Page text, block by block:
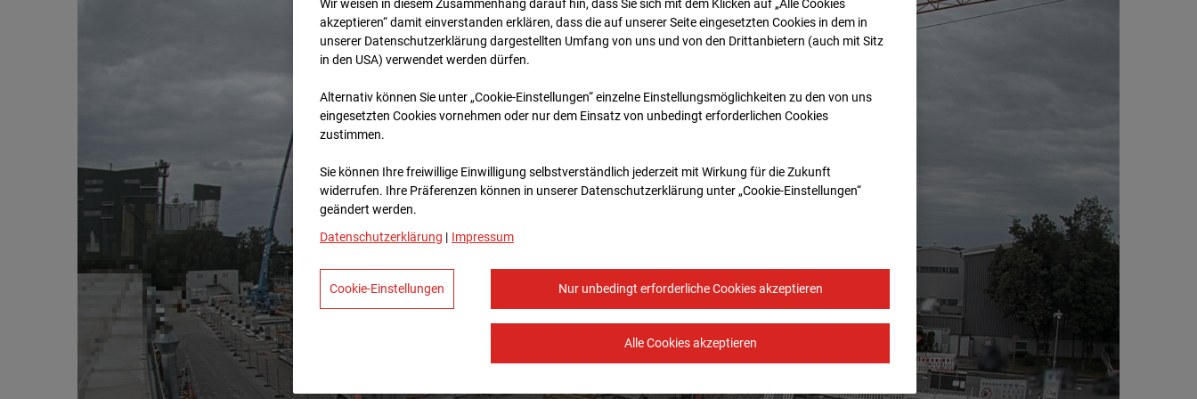
Wir weisen in diesem Zusammenhang darauf hin, dass Sie sich mit dem Klicken auf „Alle Cookies
akzeptieren“ damit ein­ver­standen erklären, dass die auf unserer Seite eingesetzten Cookies in dem in
unserer Datenschutzerklärung dargestellten Umfang von uns und von den Drittanbietern (auch mit Sitz
in den USA) verwendet werden dürfen.
Alternativ können Sie unter „Cookie-Einstellungen“ einzelne Einstellungsmöglichkeiten zu den von uns
eingesetzten Cookies vornehmen oder nur dem Einsatz von unbedingt erforderlichen Cookies
zustimmen.
Sie können Ihre freiwillige Einwilligung selbstverständlich jederzeit mit Wirkung für die Zukunft
widerrufen. Ihre Prä­fe­renzen können in unserer Datenschutzerklärung unter „Cookie-Einstellungen“
geändert werden.
Datenschutzerklärung | Impressum
Nur unbedingt erforderliche Cookies akzeptieren
Alle Cookies akzeptieren
Cookie-Einstellungen